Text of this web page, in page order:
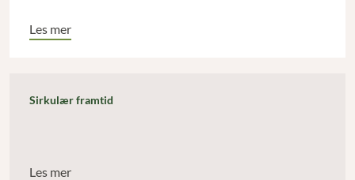
Les mer
Sirkulær framtid
Les mer